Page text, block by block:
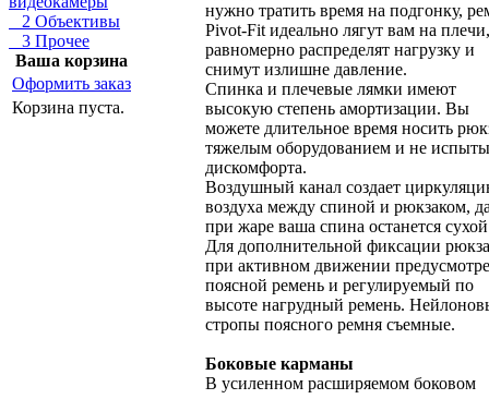
2 Объективы
3 Прочее
Ваша корзина
Оформить заказ
Корзина пуста.
нужно тратить время на подгонку,
Pivot-Fit идеально лягут вам на плечи,
равномерно распределят нагрузку и
снимут излишне давление.
Спинка и плечевые лямки имеют
высокую степень амортизации. Вы
можете длительное время носить
тяжелым оборудованием и не
дискомфорта.
Воздушный канал создает
воздуха между спиной и рюкзаком,
при жаре ваша спина останется
Для дополнительной фиксации
при активном движении
поясной ремень и регулируемый по
высоте нагрудный ремень.
стропы поясного ремня съемные.
Боковые карманы
В усиленном расширяемом боковом